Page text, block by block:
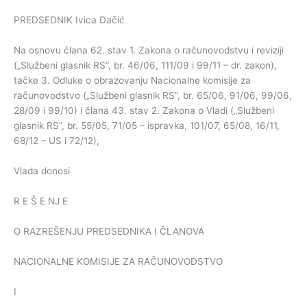
PREDSEDNIK Ivica Dačić
Na osnovu člana 62. stav 1. Zakona o računovodstvu i reviziji
(„Službeni glasnik RS”, br. 46/06, 111/09 i 99/11 – dr. zakon),
tačke 3. Odluke o obrazovanju Nacionalne komisije za
računovodstvo („Službeni glasnik RS”, br. 65/06, 91/06, 99/06,
28/09 i 99/10) i člana 43. stav 2. Zakona o Vladi („Službeni
glasnik RS”, br. 55/05, 71/05 – ispravka, 101/07, 65/08, 16/11,
68/12 – US i 72/12),
Vlada donosi
R E Š E NJ E
O RAZREŠENJU PREDSEDNIKA I ČLANOVA
NACIONALNE KOMISIJE ZA RAČUNOVODSTVO
I